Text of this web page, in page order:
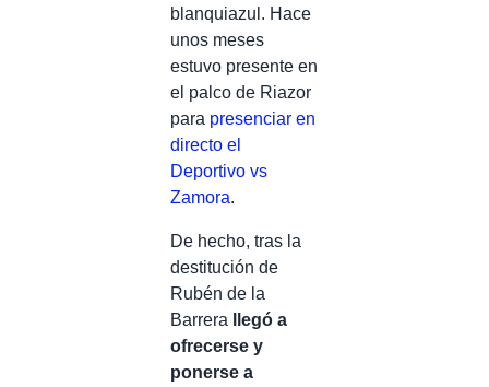
blanquiazul. Hace
unos meses
estuvo presente en
el palco de Riazor
para presenciar en
directo el
Deportivo vs
Zamora.
De hecho, tras la
destitución de
Rubén de la
Barrera
llegó a
ofrecerse y
ponerse a